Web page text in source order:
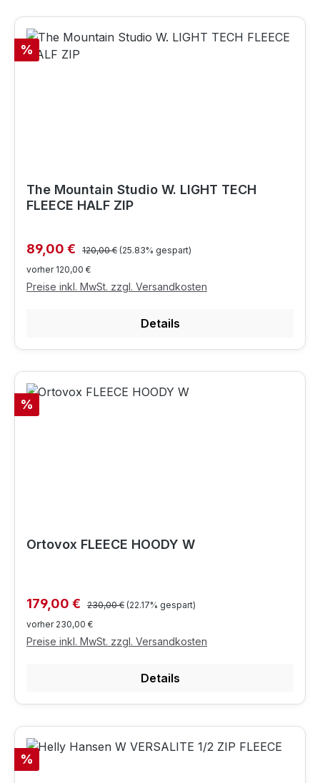
Rabatt
%
The Mountain Studio W. LIGHT TECH
FLEECE HALF ZIP
Verkaufspreis:
89,00 € Regulärer Preis:
120,00 € (25.83% gespart)
vorher 120,00 €
Preise inkl. MwSt. zzgl. Versandkosten
Details
Rabatt
%
Ortovox FLEECE HOODY W
Verkaufspreis:
179,00 € Regulärer Preis:
230,00 € (22.17% gespart)
vorher 230,00 €
Preise inkl. MwSt. zzgl. Versandkosten
Details
Rabatt
%